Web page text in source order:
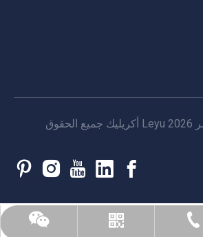
leyu02@leyuacrylic.com
+86-13584439533
2026
Leyu أكريليك جميع الحقوق